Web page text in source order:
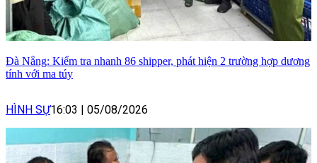
Đà Nẵng: Kiểm tra nhanh 86 shipper, phát hiện 2 trường hợp dương
tính với ma túy
HÌNH SỰ16:03 05/08/2026